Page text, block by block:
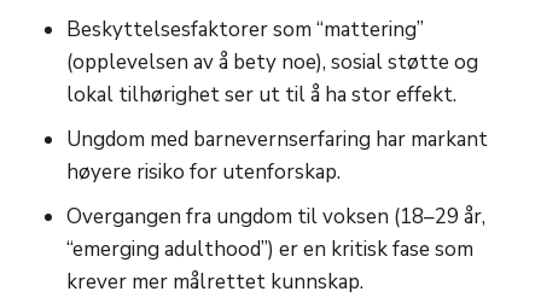
Beskyttelsesfaktorer som “mattering”
(opplevelsen av å bety noe), sosial støtte og
lokal tilhørighet ser ut til å ha stor effekt.
Ungdom med barnevernserfaring har markant
høyere risiko for utenforskap.
Overgangen fra ungdom til voksen (18–29 år,
“emerging adulthood”) er en kritisk fase som
krever mer målrettet kunnskap.